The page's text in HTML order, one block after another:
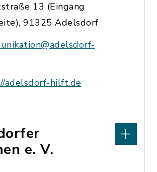
13 (Eingang
91325 Adelsdorf
adelsdorf-hilft.de
e. V.